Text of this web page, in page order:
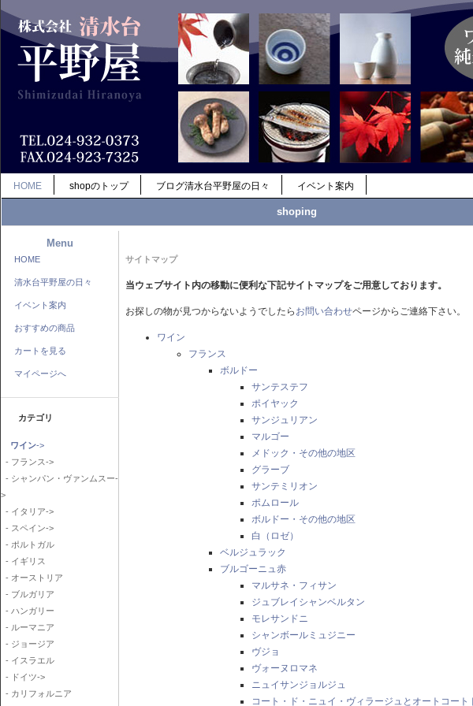
HOME shopのトップ ブログ清水台平野屋の日々 イベント案内
shoping
Menu
HOME
清水台平野屋の日々
イベント案内
おすすめの商品
カートを見る
マイページへ
カテゴリ
ワイン->
- フランス->
- シャンパン・ヴァンムスー-
>
- イタリア->
- スペイン->
- ポルトガル
- イギリス
- オーストリア
- ブルガリア
- ハンガリー
- ルーマニア
- ジョージア
- イスラエル
- ドイツ->
- カリフォルニア
サイトマップ
当ウェブサイト内の移動に便利な下記サイトマップをご用意しております。
お探しの物が見つからないようでしたら お問い合わせページからご連絡下さい。
ワイン
フランス
ボルドー
サンテステフ
ポイヤック
サンジュリアン
マルゴー
メドック・その他の地区
グラーブ
サンテミリオン
ポムロール
ボルドー・その他の地区
白（ロゼ）
ベルジュラック
ブルゴーニュ赤
マルサネ・フィサン
ジュブレイシャンベルタン
モレサンドニ
シャンボールミュジニー
ヴジョ
ヴォーヌロマネ
ニュイサンジョルジュ
コート・ド・ニュイ・ヴィラージュとオートコート